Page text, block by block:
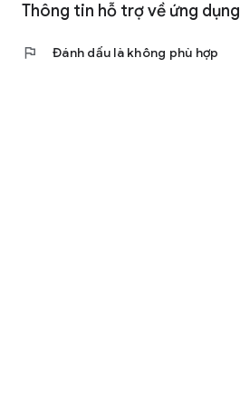
Thông tin hỗ trợ về ứng dụng
flag Đánh dấu là không phù hợp